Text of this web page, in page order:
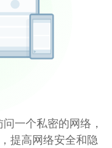
一个私密的网络，
提高网络安全和隐